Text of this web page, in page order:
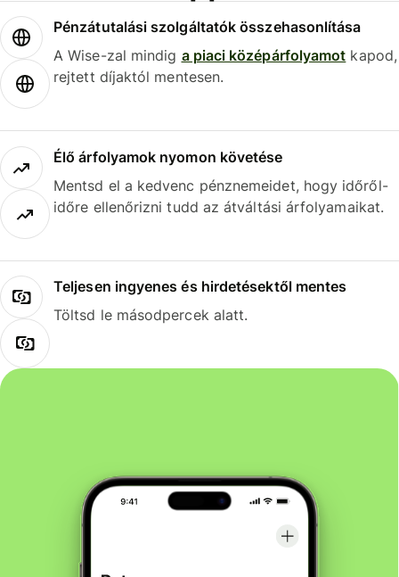
Pénzátutalási szolgáltatók összehasonlítása
A Wise-zal mindig a piaci középárfolyamot kapod,
rejtett díjaktól mentesen.
Élő árfolyamok nyomon követése
Mentsd el a kedvenc pénznemeidet, hogy időről-
időre ellenőrizni tudd az átváltási árfolyamaikat.
Teljesen ingyenes és hirdetésektől mentes
Töltsd le másodpercek alatt.